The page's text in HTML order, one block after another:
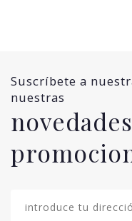
Suscríbete a
nuestras